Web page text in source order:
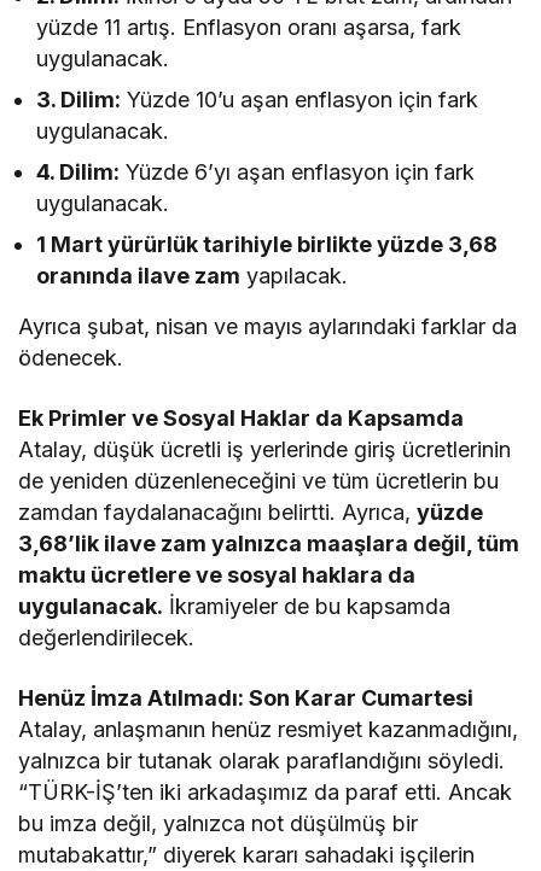
yüzde 11 artış. Enflasyon oranı aşarsa, fark
uygulanacak.
3. Dilim: Yüzde 10’u aşan enflasyon için fark
uygulanacak.
4. Dilim: Yüzde 6’yı aşan enflasyon için fark
uygulanacak.
1 Mart yürürlük tarihiyle birlikte yüzde 3,68
oranında ilave zam yapılacak.
Ayrıca şubat, nisan ve mayıs aylarındaki farklar da
ödenecek.
Ek Primler ve Sosyal Haklar da Kapsamda
Atalay, düşük ücretli iş yerlerinde giriş ücretlerinin
de yeniden düzenleneceğini ve tüm ücretlerin bu
zamdan faydalanacağını belirtti. Ayrıca,yüzde
3,68’lik ilave zam yalnızca maaşlara değil, tüm
maktu ücretlere ve sosyal haklara da
uygulanacak. İkramiyeler de bu kapsamda
değerlendirilecek.
Henüz İmza Atılmadı: Son Karar Cumartesi
Atalay, anlaşmanın henüz resmiyet kazanmadığını,
yalnızca bir tutanak olarak paraflandığını söyledi.
“TÜRK-İŞ’ten iki arkadaşımız da paraf etti. Ancak
bu imza değil, yalnızca not düşülmüş bir
mutabakattır,” diyerek kararı sahadaki işçilerin